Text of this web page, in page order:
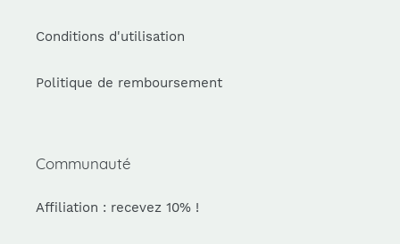
Conditions d'utilisation
Politique de remboursement
Communauté
Affiliation : recevez 10% !